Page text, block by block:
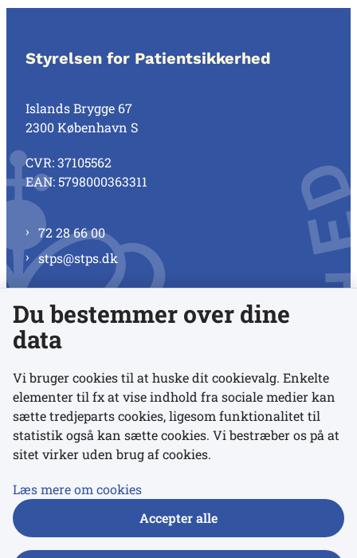
Styrelsen for Patientsikkerhed
Islands Brygge 67
2300 København S
CVR: 37105562
EAN: 5798000363311
72 28 66 00
stps@stps.dk
Se alle kontaktnumre
Links
Udgivelser
Du bestemmer over dine
data
Vi bruger cookies til at huske dit cookievalg. Enkelte
elementer til fx at vise indhold fra sociale medier kan
sætte tredjeparts cookies, ligesom funktionalitet til
statistik også kan sætte cookies. Vi bestræber os på at
sitet virker uden brug af cookies.
Læs mere om cookies
Accepter alle